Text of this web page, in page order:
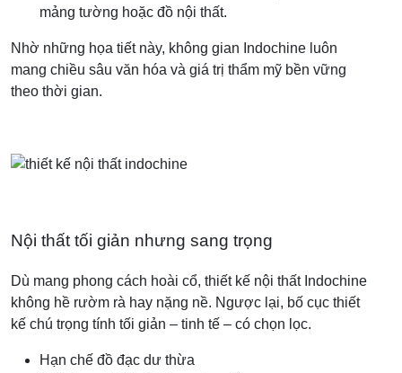
mảng tường hoặc đồ nội thất.
Nhờ những họa tiết này, không gian Indochine luôn
mang chiều sâu văn hóa và giá trị thẩm mỹ bền vững
theo thời gian.
Nội thất tối giản nhưng sang trọng
Dù mang phong cách hoài cổ, thiết kế nội thất Indochine
không hề rườm rà hay nặng nề. Ngược lại, bố cục thiết
kế chú trọng tính tối giản – tinh tế – có chọn lọc.
Hạn chế đồ đạc dư thừa